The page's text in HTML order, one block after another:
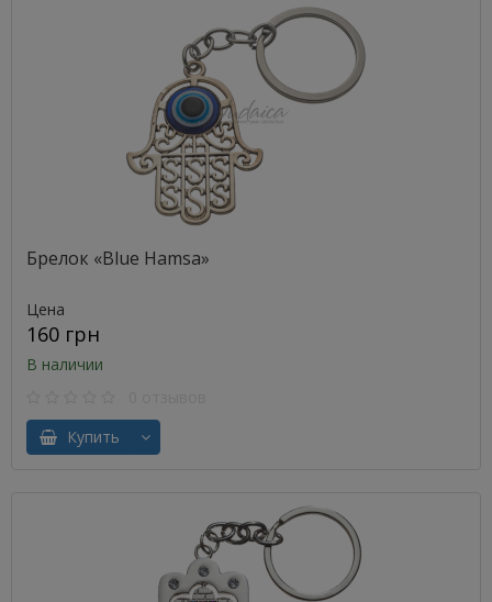
Брелок «Blue Hamsa»
Цена
160 грн
В наличии
Купить